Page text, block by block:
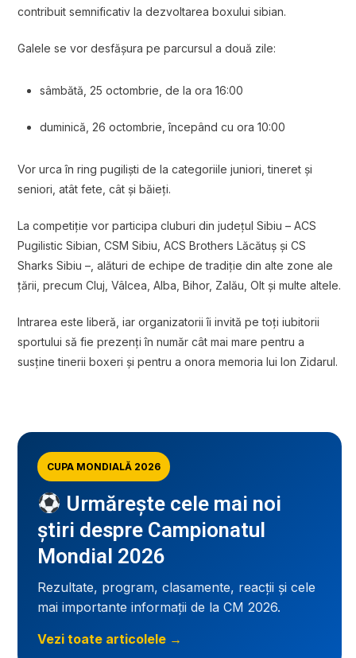
contribuit semnificativ la dezvoltarea boxului sibian.
Galele se vor desfășura pe parcursul a două zile:
sâmbătă, 25 octombrie, de la ora 16:00
duminică, 26 octombrie, începând cu ora 10:00
Vor urca în ring pugiliști de la categoriile juniori, tineret și
seniori, atât fete, cât și băieți.
La competiție vor participa cluburi din județul Sibiu – ACS
Pugilistic Sibian, CSM Sibiu, ACS Brothers Lăcătuș și CS
Sharks Sibiu –, alături de echipe de tradiție din alte zone ale
țării, precum Cluj, Vâlcea, Alba, Bihor, Zalău, Olt și multe altele.
Intrarea este liberă, iar organizatorii îi invită pe toți iubitorii
sportului să fie prezenți în număr cât mai mare pentru a
susține tinerii boxeri și pentru a onora memoria lui Ion Zidarul.
CUPA MONDIALĂ 2026
Urmărește cele mai noi
știri despre Campionatul
Mondial 2026
Rezultate, program, clasamente, reacții și cele
mai importante informații de la CM 2026.
Vezi toate articolele →